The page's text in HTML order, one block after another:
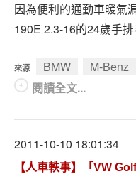
因為便利的通勤車暖氣
190E 2.3-16的24歲手排
來源 BMW M-Benz
閱讀全文...
2011-10-10 18:01:34
【人車軼事】「VW